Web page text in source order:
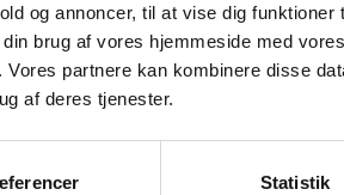
og annoncer, til at vise dig
brug af vores hjemmeside med
partnere kan kombinere disse
af deres tjenester.
Statistik